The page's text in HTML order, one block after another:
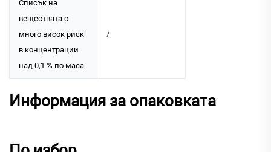
Списък на
веществата с
много висок риск
в концентрации
над 0,1 % по маса
/
Информация за опаковката